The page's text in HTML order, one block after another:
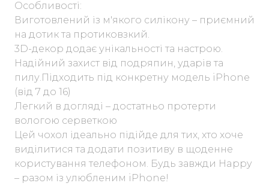
Особливості:
Виготовлений із м'якого силікону – приємний
на дотик та протиковзкий.
3D-декор додає унікальності та настрою.
Надійний захист від подряпин, ударів та
пилу.Підходить під конкретну модель iPhone
(від 7 до 16)
Легкий в догляді – достатньо протерти
вологою серветкою
Цей чохол ідеально підійде для тих, хто хоче
виділитися та додати позитиву в щоденне
користування телефоном. Будь завжди Happy
– разом із улюбленим iPhone!